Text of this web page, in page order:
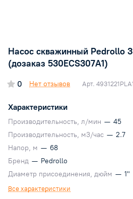
Насос скважинный Pedrollo
(дозаказ 530ECS307A1)
0 Нет отзывов Арт.
Характеристики
Производительность, л/мин — 45
Производительность, м3/час — 2.7
Напор, м — 68
Бренд — Pedrollo
Диаметр присоединения, дюйм — 1"
Все характеристики